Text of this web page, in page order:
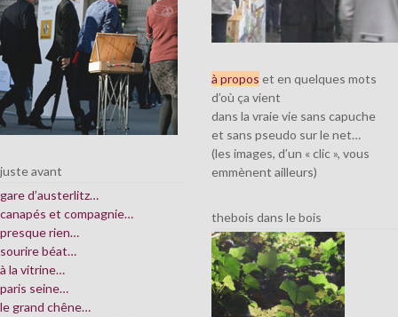
juste avant
gare d’austerlitz…
canapés et compagnie…
presque rien…
sourire béat…
à la vitrine…
paris seine…
le grand chêne…
à propos et en quelques mots
d’où ça vient
dans la vraie vie sans capuche
et sans pseudo sur le net…
(les images, d’un « clic », vous
emmènent ailleurs)
thebois dans le bois